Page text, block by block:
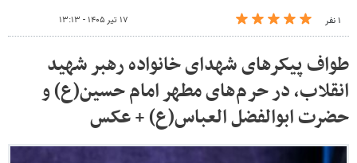
۱ نفر ۱۷ تیر ۱۴۰۵ - ۱۳:۱۳
طواف پیکرهای شهدای خانواده رهبر شهید
انقلاب، در حرم‌های مطهر امام حسین(ع) و
حضرت ابوالفضل العباس(ع) + عکس